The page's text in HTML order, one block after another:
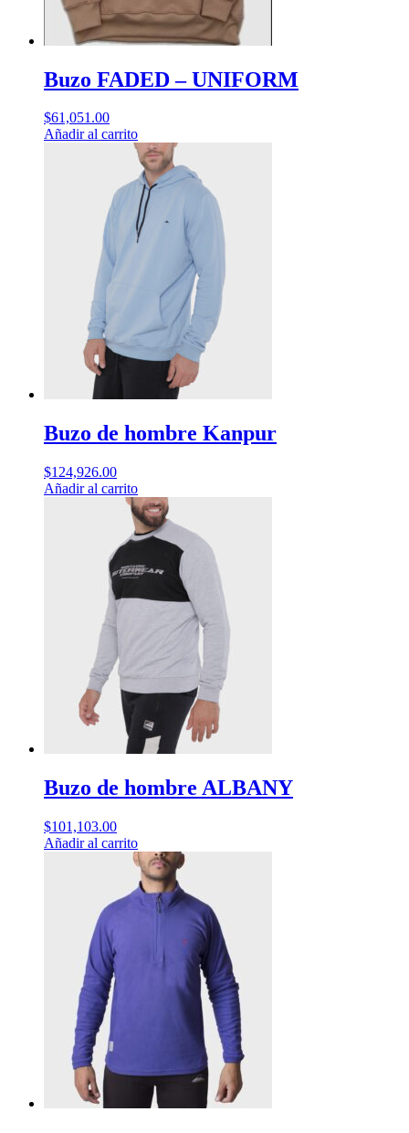
Buzo FADED – UNIFORM
$61,051.00
Añadir al carrito
Buzo de hombre Kanpur
$124,926.00
Añadir al carrito
Buzo de hombre ALBANY
$101,103.00
Añadir al carrito